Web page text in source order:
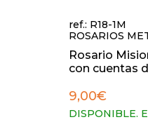
ref.: R18-1M
ROSARIOS
Rosario
con cuentas
9,00€
DISPONIBLE.